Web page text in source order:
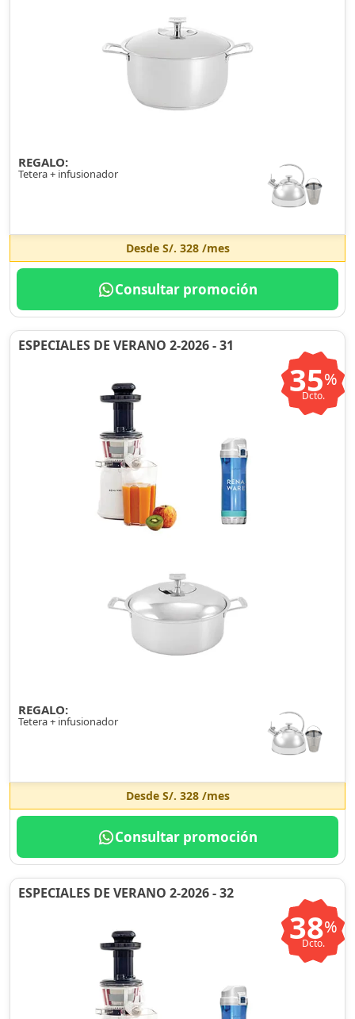
REGALO:
Tetera + infusionador
Desde S/. 328/mes
Consultar promoción
ESPECIALES DE VERANO 2-2026 - 31
35%
Dcto.
REGALO:
Tetera + infusionador
Desde S/. 328/mes
Consultar promoción
ESPECIALES DE VERANO 2-2026 - 32
38%
Dcto.